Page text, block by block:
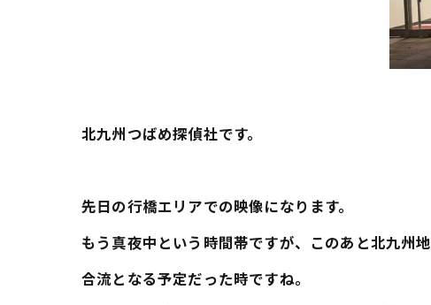
北九州つばめ探偵社です。
先日の行橋エリアでの映像になります。
もう真夜中という時間帯ですが、このあと北九州
合流となる予定だった時ですね。